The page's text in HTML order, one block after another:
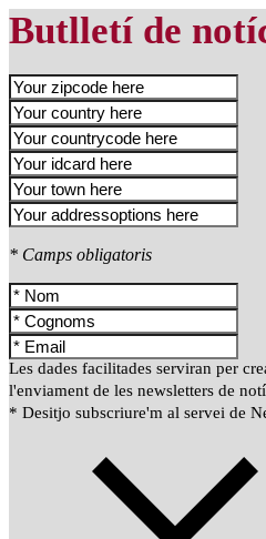
Butlletí de
* Camps obligatoris
Les dades facilitades serviran per
l'enviament de les newsletters de
* Desitjo subscriure'm al servei de